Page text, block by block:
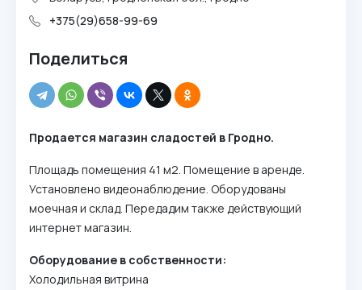
+375(29)658-99-69
Поделиться
Продается магазин сладостей в Гродно.
Площадь помещения 41 м2. Помещение в аренде.
Установлено видеонаблюдение. Оборудованы
моечная и склад. Передадим также действующий
интернет магазин.
Оборудование в собственности:
Холодильная витрина